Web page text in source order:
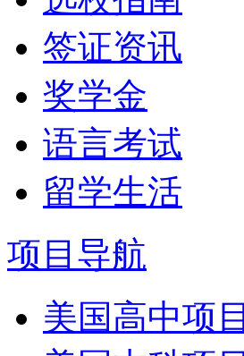
签证资讯
奖学金
语言考试
留学生活
项目导航
美国高中项目